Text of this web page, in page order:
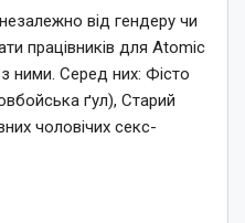
від гендеру чи
працівників для Atomic
ними. Серед них: Фісто
ґул), Старий
чоловічих секс-